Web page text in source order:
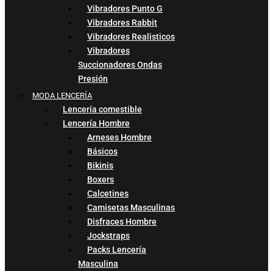
Vibradores Punto G
Vibradores Rabbit
Vibradores Realisticos
Vibradores
Succionadores Ondas
Presión
MODA LENCERÍA
Lencería comestible
Lencería Hombre
Arneses Hombre
Básicos
Bikinis
Boxers
Calcetines
Camisetas Masculinas
Disfraces Hombre
Jockstraps
Packs Lencería
Masculina